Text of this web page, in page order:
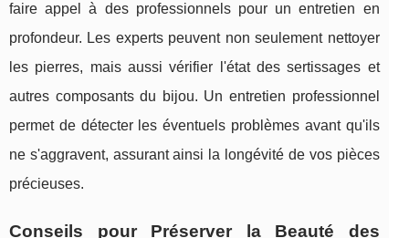
faire appel à des professionnels pour un entretien en
profondeur. Les experts peuvent non seulement nettoyer
les pierres, mais aussi vérifier l'état des sertissages et
autres composants du bijou. Un entretien professionnel
permet de détecter les éventuels problèmes avant qu'ils
ne s'aggravent, assurant ainsi la longévité de vos pièces
précieuses.
Conseils pour Préserver la Beauté des